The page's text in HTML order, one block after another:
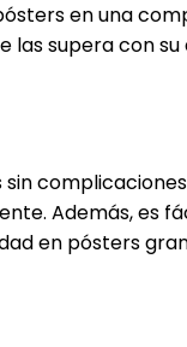
en una
las supera con
sin
Además, es
en pósters